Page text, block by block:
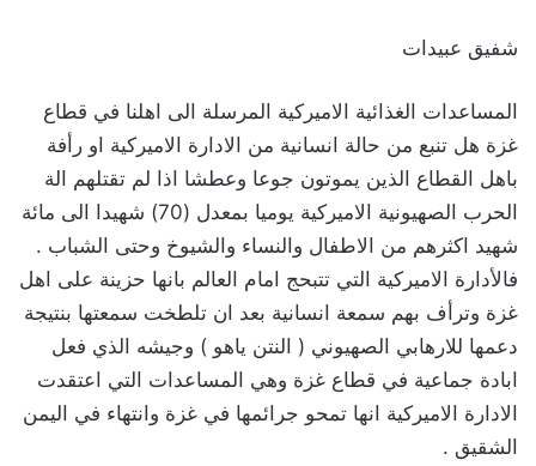
شفيق عبيدات
المساعدات الغذائية الاميركية المرسلة الى اهلنا في قطاع
غزة هل تنبع من حالة انسانية من الادارة الاميركية او رأفة
باهل القطاع الذين يموتون جوعا وعطشا اذا لم تقتلهم الة
الحرب الصهيونية الاميركية يوميا بمعدل (70) شهيدا الى مائة
شهيد اكثرهم من الاطفال والنساء والشيوخ وحتى الشباب .
فالأدارة الاميركية التي تتبحج امام العالم بانها حزينة على اهل
غزة وترأف بهم سمعة انسانية بعد ان تلطخت سمعتها بنتيجة
دعمها للارهابي الصهيوني ( النتن ياهو ) وجيشه الذي فعل
ابادة جماعية في قطاع غزة وهي المساعدات التي اعتقدت
الادارة الاميركية انها تمحو جرائمها في غزة وانتهاء في اليمن
الشقيق .